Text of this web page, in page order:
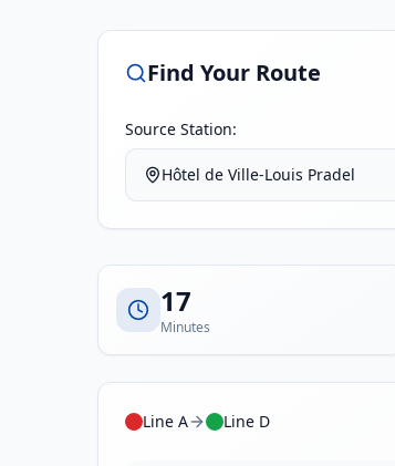
Find Your Route
Source Station:
Hôtel de Ville-Louis Pradel
17
Minutes
Line A Line D